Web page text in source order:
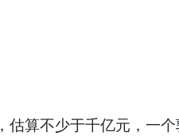
算不少于千亿元，一